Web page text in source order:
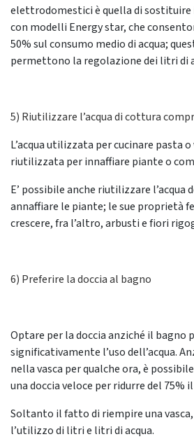
elettrodomestici è quella di sostituire
con modelli Energy star, che
50% sul consumo medio di acqua;
permettono la regolazione dei litri di
5) Riutilizzare l’acqua di cottura
L’acqua utilizzata per cucinare pasta
riutilizzata per innaffiare piante o
E’ possibile anche riutilizzare l’acqua
annaffiare le piante; le sue proprietà
crescere, fra l’altro, arbusti e fiori
6) Preferire la doccia al bagno
Optare per la doccia anziché il bagno
significativamente l’uso dell’acqua.
nella vasca per qualche ora, è
una doccia veloce per ridurre del 75%
Soltanto il fatto di riempire una
l’utilizzo di litri e litri di acqua.